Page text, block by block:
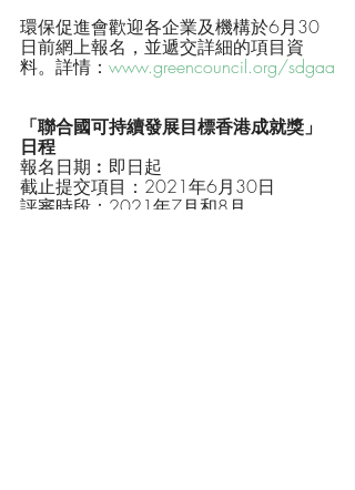
環保促進會歡迎各企業及機構於6月30
日前網上報名，並遞交詳細的項目資
料。詳情： www.greencouncil.org/sdgaa
「聯合國可持續發展目標香港成就獎」
日程
報名日期︰即日起
截止提交項目：2021年6月30日
評審時段：2021年7月和8月